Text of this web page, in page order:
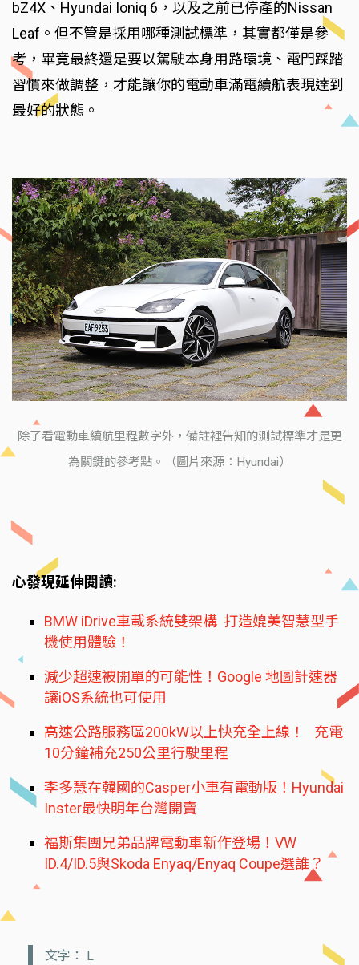
bZ4X、Hyundai Ioniq 6，以及之前已停產的Nissan
Leaf。但不管是採用哪種測試標準，其實都僅是參
考，畢竟最終還是要以駕駛本身用路環境、電門踩踏
習慣來做調整，才能讓你的電動車滿電續航表現達到
最好的狀態。
除了看電動車續航里程數字外，備註裡告知的測試標準才是更
為關鍵的參考點。（圖片來源：Hyundai）
心發現延伸閱讀:
BMW iDrive車載系統雙架構 打造媲美智慧型手
機使用體驗！
減少超速被開單的可能性！Google 地圖計速器
讓iOS系統也可使用
高速公路服務區200kW以上快充全上線！ 充電
10分鐘補充250公里行駛里程
李多慧在韓國的Casper小車有電動版！Hyundai
Inster最快明年台灣開賣
福斯集團兄弟品牌電動車新作登場！VW
ID.4/ID.5與Skoda Enyaq/Enyaq Coupe選誰？
文字： L